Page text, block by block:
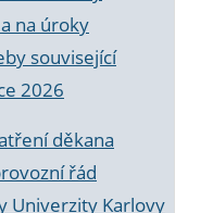
na úroky
související
2026
děkana
řád
Univerzity Karlovy